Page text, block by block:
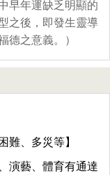
早年運缺乏明顯的
之後，即發生靈導
德之意義。）
難、多災等】
演藝、體育有通達